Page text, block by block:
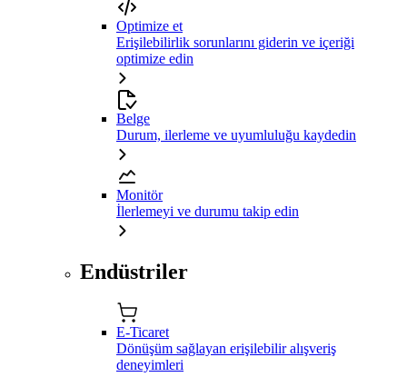
Optimize et
Erişilebilirlik sorunlarını giderin ve içeriği
optimize edin
Belge
Durum, ilerleme ve uyumluluğu kaydedin
Monitör
İlerlemeyi ve durumu takip edin
Endüstriler
E-Ticaret
Dönüşüm sağlayan erişilebilir alışveriş
deneyimleri